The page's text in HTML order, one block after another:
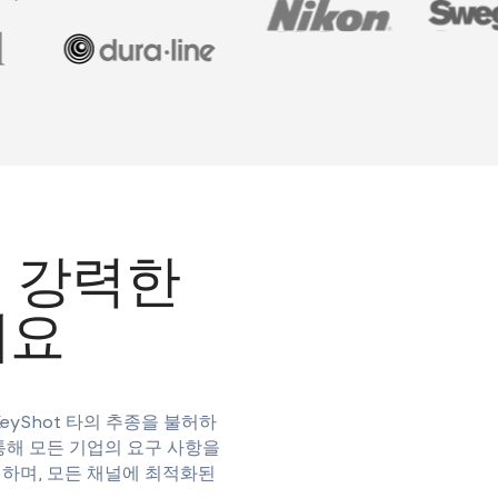
강력한
타의 추종을 불허하
모든 기업의 요구 사항을
며, 모든 채널에 최적화된